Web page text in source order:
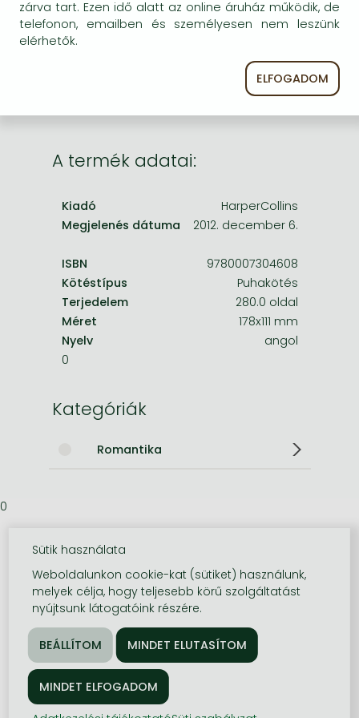
Frieren manga
Bleach manga
egyszer keresni szerzővel és címmel. Ha nem talál
másik, kapható kiadást, forduljon
ügyfélszolgálatunkhoz!
A termék adatai:
Kiadó
HarperCollins
Megjelenés dátuma
2012. december 6.
ISBN
9780007304608
Kötéstípus
Puhakötés
Terjedelem
280.0 oldal
Méret
178x111 mm
Nyelv
angol
0
Kategóriák
Romantika
0
zárva tart. Ezen idő alatt az online áruház működik, de
telefonon, emailben és személyesen nem leszünk
elérhetők.
ELFOGADOM
Sütik használata
Weboldalunkon cookie-kat (sütiket) használunk,
melyek célja, hogy teljesebb körű szolgáltatást
nyújtsunk látogatóink részére.